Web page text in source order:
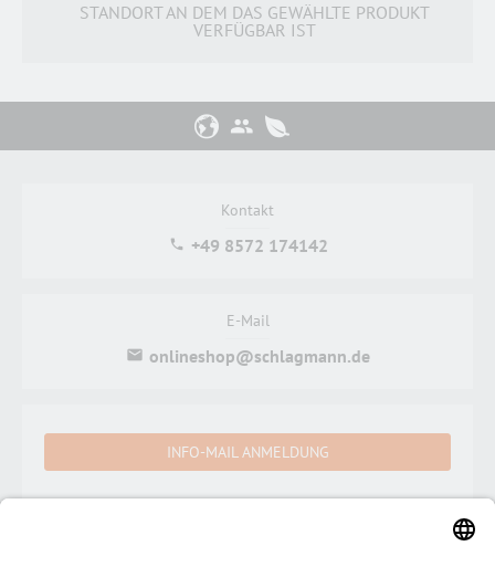
STANDORT AN DEM DAS GEWÄHLTE PRODUKT
VERFÜGBAR IST
Kontakt
+49 8572 174142
E-Mail
onlineshop@schlagmann.de
INFO-MAIL ANMELDUNG